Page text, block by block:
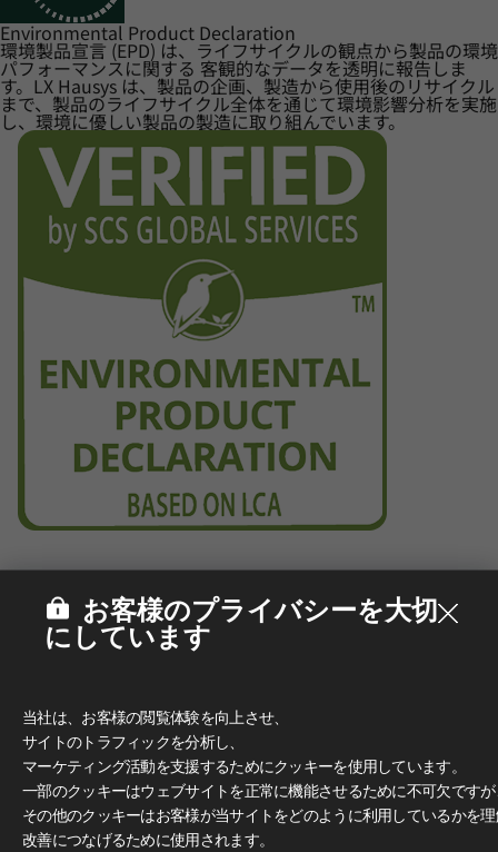
Environmental Product Declaration
環境製品宣言 (EPD) は、ライフサイクルの観点から製品の環境
パフォーマンスに関する 客観的なデータを透明に報告しま
す。LX Hausys は、製品の企画、製造から使用後のリサイクル
まで、製品のライフサイクル全体を通じて環境影響分析を実施
し、環境に優しい製品の製造に取り組んでいます。
お客様のプライバシーを大切
にしています
当社は、お客様の閲覧体験を向上させ、
サイトのトラフィックを分析し、
マーケティング活動を支援するためにクッキーを使用しています。
一部のクッキーはウェブサイトを正常に機能させるために不可欠です
その他のクッキーはお客様が当サイトをどのように利用しているかを
改善につなげるために使用されます。